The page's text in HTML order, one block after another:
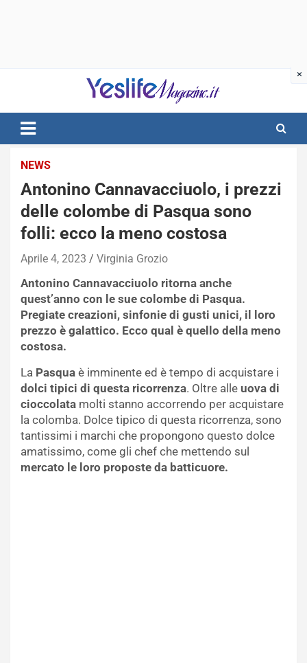
notizie di intrattenimento
NEWS
Antonino Cannavacciuolo, i prezzi
delle colombe di Pasqua sono
folli: ecco la meno costosa
Aprile 4, 2023 Virginia Grozio
Antonino Cannavacciuolo ritorna anche
quest’anno con le sue colombe di Pasqua.
Pregiate creazioni, sinfonie di gusti unici, il loro
prezzo è galattico. Ecco qual è quello della meno
costosa.
La Pasqua è imminente ed è tempo di acquistare i
dolci tipici di questa ricorrenza. Oltre alle uova di
cioccolata molti stanno accorrendo per acquistare
la colomba. Dolce tipico di questa ricorrenza, sono
tantissimi i marchi che propongono questo dolce
amatissimo, come gli chef che mettendo sul
mercato le loro proposte da batticuore.